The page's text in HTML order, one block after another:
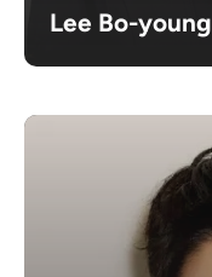
Lee Bo-young